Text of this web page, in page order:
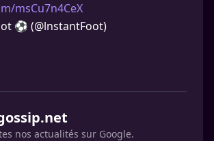
msCu7n4CeX
⚽️ (@lnstantFoot)
nos actualités sur Google.